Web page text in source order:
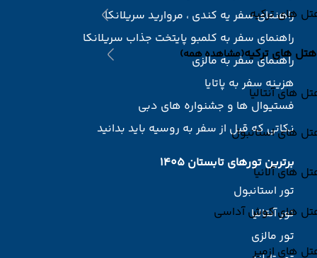
های ترکیه
هتل های ترکیه(مشاهده همه)
های آنتالیا
های استانبول
های آلانیا
های کوش آداسی
های ازمیر
راهنمای سفر یه کندی ، مروارید سریلانکا
راهنمای سفر به کلمبو پایتخت جذاب سریلانکا
راهنمای سفر به مالزی
هزینه سفر به پاتایا
فستیوال ها و جشنواره های دبی
نکاتی که قبل از سفر به روسیه باید بدانید
برترین تورهای تابستان 1405
تور استانبول
تور آنتالیا
تور مالزی